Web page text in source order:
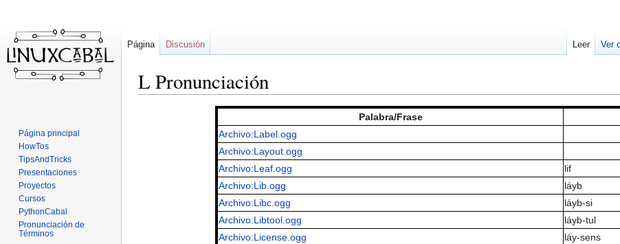
L Pronunciación
Palabra/Frase
Archivo:Label.ogg
Archivo:Layout.ogg
Archivo:Leaf.ogg
lif
Archivo:Lib.ogg
láyb
Archivo:Libc.ogg
láyb-si
Archivo:Libtool.ogg
láyb-tul
Archivo:License.ogg
láy-sens
Página Discusión Leer Ver
Página principal
HowTos
TipsAndTricks
Presentaciones
Proyectos
Cursos
PythonCabal
Pronunciación de
Términos